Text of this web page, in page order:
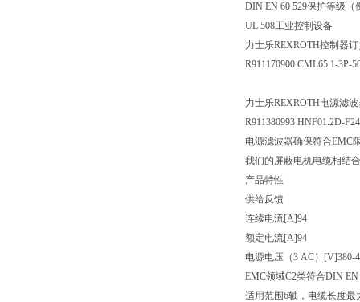
DIN EN 60 529保护等级
UL 508工业控制设备
力士乐REXROTH控制器
R911170900 CML65.1-3P-
力士乐REXROTH电源滤
R911380993 HNF01.2D-
电源滤波器确保符合EMC
我们的屏蔽电机电缆相结
产品特性
供给反馈
连续电流[A]94
额定电流[A]94
电源电压（3 AC）[V]380-
EMC领域C2类符合DIN
适用范围6轴，电缆长度最